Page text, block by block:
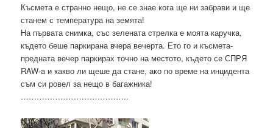
Късмета е странно нещо, не се знае кога ще ни забрави и ще
станем с температура на земята!
На първата снимка, със зелената стрелка е моята каручкa,
където беше паркирана вчера вечерта. Ето го и късмета-
предната вечер паркирах точно на местото, където се СПРЯ
RAW-a и какво ли щеше да стане, ако по време на инцидента
съм си ровел за нещо в багажника!
…………………………………..